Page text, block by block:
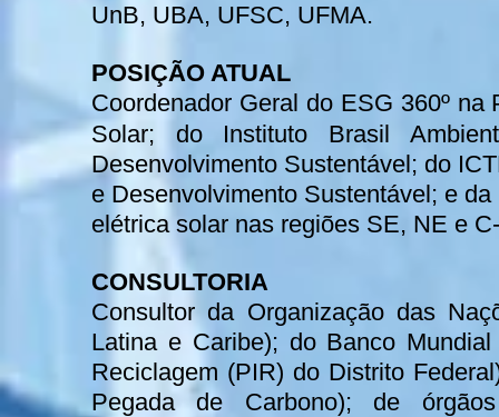
UnB, UBA, UFSC, UFMA.
POSIÇÃO ATUAL
Coordenador Geral do ESG 360º na
Solar; do Instituto Brasil
Desenvolvimento Sustentável; do
e Desenvolvimento Sustentável; e
elétrica solar nas regiões SE, NE e
CONSULTORIA
Consultor da Organização das
Latina e Caribe); do Banco
Reciclagem (PIR) do Distrito
Pegada de Carbono); de